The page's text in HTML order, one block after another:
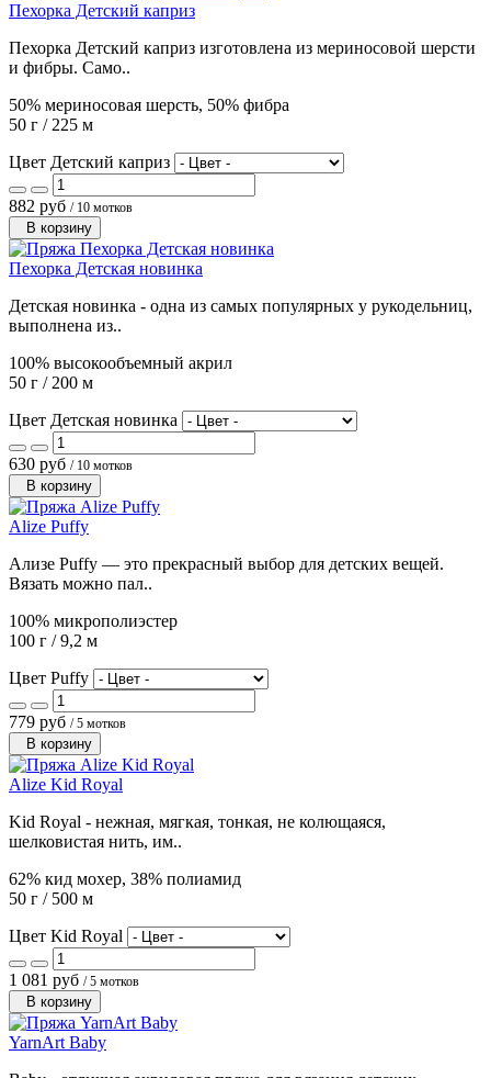
Пехорка Детский каприз
Пехорка Детский каприз изготовлена из мериносовой шерсти
и фибры. Само..
50% мериносовая шерсть, 50% фибра
50 г / 225 м
Цвет Детский каприз
882 руб / 10 мотков
В корзину
Пехорка Детская новинка
Детская новинка - одна из самых популярных у рукодельниц,
выполнена из..
100% высокообъемный акрил
50 г / 200 м
Цвет Детская новинка
630 руб / 10 мотков
В корзину
Alize Puffy
Ализе Puffy — это прекрасный выбор для детских вещей.
Вязать можно пал..
100% микрополиэстер
100 г / 9,2 м
Цвет Puffy
779 руб / 5 мотков
В корзину
Alize Kid Royal
Kid Royal - нежная, мягкая, тонкая, не колющаяся,
шелковистая нить, им..
62% кид мохер, 38% полиамид
50 г / 500 м
Цвет Kid Royal
1 081 руб / 5 мотков
В корзину
YarnArt Baby